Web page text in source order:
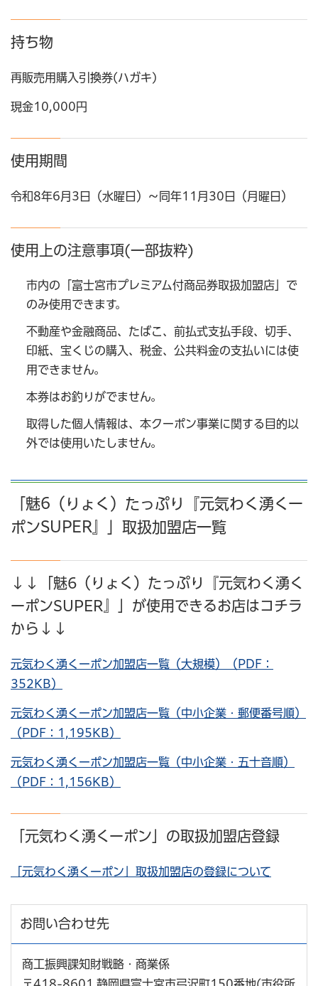
持ち物
再販売用購入引換券(ハガキ)
現金10,000円
使用期間
令和8年6月3日（水曜日）～同年11月30日（月曜日）
使用上の注意事項(一部抜粋)
市内の「富士宮市プレミアム付商品券取扱加盟店」で
のみ使用できます。
不動産や金融商品、たばこ、前払式支払手段、切手、
印紙、宝くじの購入、税金、公共料金の支払いには使
用できません。
本券はお釣りがでません。
取得した個人情報は、本クーポン事業に関する目的以
外では使用いたしません。
「魅6（りょく）たっぷり『元気わく湧くー
ポンSUPER』」取扱加盟店一覧
↓↓「魅6（りょく）たっぷり『元気わく湧く
ーポンSUPER』」が使用できるお店はコチラ
から↓↓
元気わく湧くーポン加盟店一覧（大規模）（PDF：
352KB）
元気わく湧くーポン加盟店一覧（中小企業・郵便番号順）
（PDF：1,195KB）
元気わく湧くーポン加盟店一覧（中小企業・五十音順）
（PDF：1,156KB）
「元気わく湧くーポン」の取扱加盟店登録
「元気わく湧くーポン」取扱加盟店の登録について
お問い合わせ先
商工振興課知財戦略・商業係